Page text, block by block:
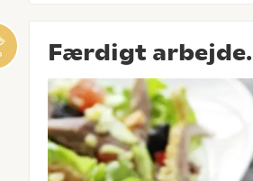
Færdigt arbejde.